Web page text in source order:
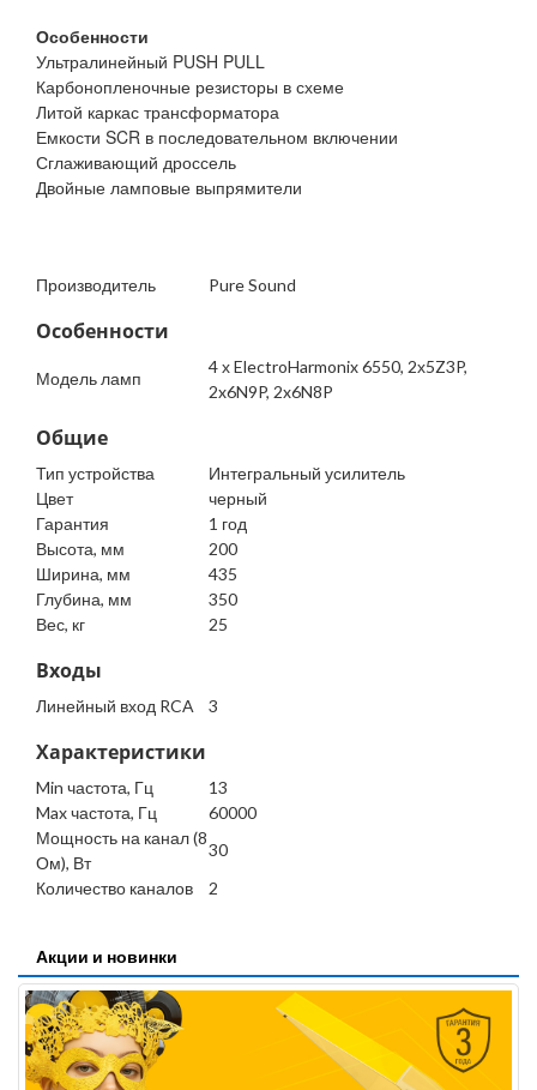
Особенности
Ультралинейный PUSH PULL
Карбонопленочные резисторы в схеме
Литой каркас трансформатора
Емкости SCR в последовательном включении
Сглаживающий дроссель
Двойные ламповые выпрямители
Производитель Pure Sound
Особенности
Модель ламп
4 х ElectroHarmonix 6550, 2х5Z3P,
2x6N9P, 2x6N8P
Общие
Тип устройства
Интегральный усилитель
Цвет
черный
Гарантия
1 год
Высота, мм
200
Ширина, мм
435
Глубина, мм
350
Вес, кг
25
Входы
Линейный вход RCA 3
Характеристики
Min частота, Гц
13
Max частота, Гц
60000
Мощность на канал (8
Ом), Вт
30
Количество каналов
2
Акции и новинки